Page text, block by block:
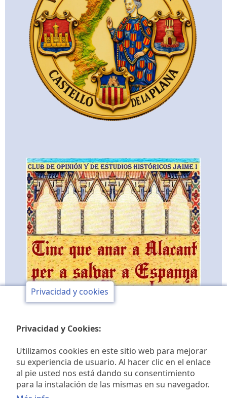
Club de opinión y de
Privacidad y cookies
Privacidad y Cookies:
Utilizamos cookies en este sitio web para mejorar
su experiencia de usuario. Al hacer clic en el enlace
al pie usted nos está dando su consentimiento
para la instalación de las mismas en su navegador.